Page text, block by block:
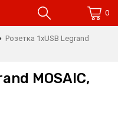
0
Розетка 1xUSB Legrand
MOSAIC,